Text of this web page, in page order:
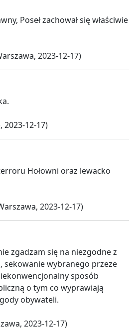
Poseł zachował się właściwie
2023-12-17)
2023-12-17)
Hołowni oraz lewacko
2023-12-17)
zgadzam się na niezgodne z
sekowanie wybranego przeze
sposób
o tym co wyprawiają
obywateli.
2023-12-17)